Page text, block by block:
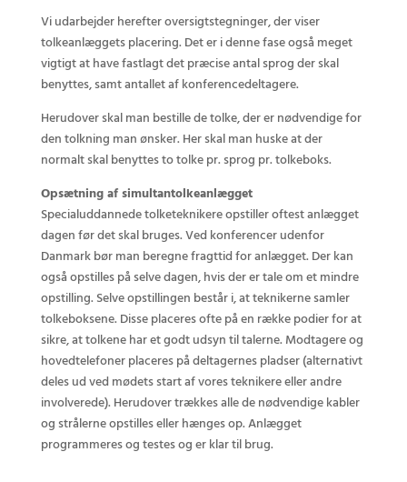
Vi udarbejder herefter oversigtstegninger, der viser
tolkeanlæggets placering. Det er i denne fase også meget
vigtigt at have fastlagt det præcise antal sprog der skal
benyttes, samt antallet af konferencedeltagere.
Herudover skal man bestille de tolke, der er nødvendige for
den tolkning man ønsker. Her skal man huske at der
normalt skal benyttes to tolke pr. sprog pr. tolkeboks.
Opsætning af simultantolkeanlægget
Specialuddannede tolketeknikere opstiller oftest anlægget
dagen før det skal bruges. Ved konferencer udenfor
Danmark bør man beregne fragttid for anlægget. Der kan
også opstilles på selve dagen, hvis der er tale om et mindre
opstilling. Selve opstillingen består i, at teknikerne samler
tolkeboksene. Disse placeres ofte på en række podier for at
sikre, at tolkene har et godt udsyn til talerne. Modtagere og
hovedtelefoner placeres på deltagernes pladser (alternativt
deles ud ved mødets start af vores teknikere eller andre
involverede). Herudover trækkes alle de nødvendige kabler
og strålerne opstilles eller hænges op. Anlægget
programmeres og testes og er klar til brug.